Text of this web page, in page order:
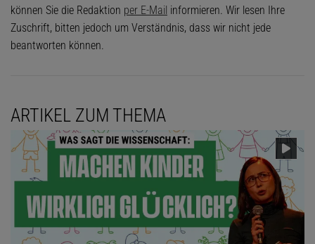
können Sie die Redaktion per E-Mail informieren. Wir lesen Ihre
Zuschrift, bitten jedoch um Verständnis, dass wir nicht jede
beantworten können.
ARTIKEL ZUM THEMA